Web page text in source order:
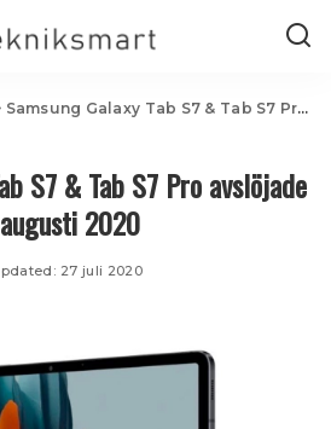
Samsung Galaxy Tab S7 & Tab S7 Pro avslöjade före lanseringen i augusti 2020
S7 & Tab S7 Pro avslöjade
2020
27 juli 2020